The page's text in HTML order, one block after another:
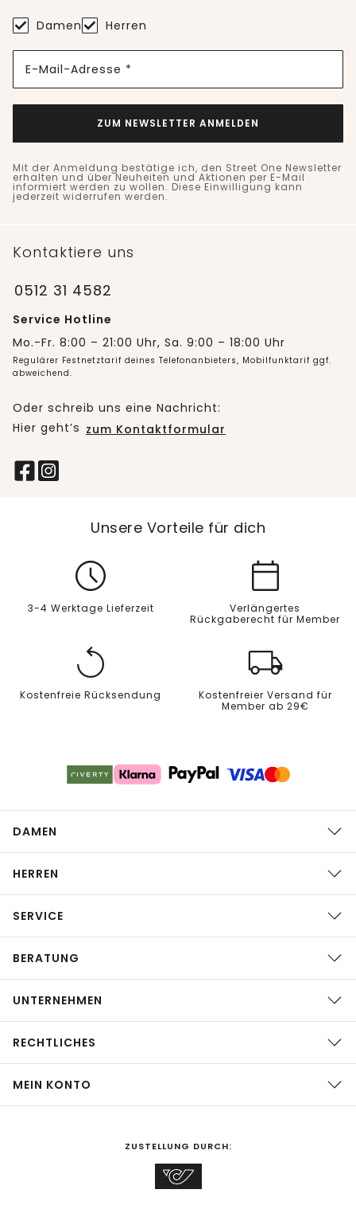
Damen Herren
E-Mail-Adresse *
ZUM NEWSLETTER ANMELDEN
Mit der Anmeldung bestätige ich, den Street One Newsletter
erhalten und über Neuheiten und Aktionen per E-Mail
informiert werden zu wollen. Diese Einwilligung kann
jederzeit widerrufen werden.
Kontaktiere uns
0512 31 4582
Service Hotline
Mo.-Fr. 8:00 – 21:00 Uhr, Sa. 9:00 – 18:00 Uhr
Regulärer Festnetztarif deines Telefonanbieters, Mobilfunktarif ggf.
abweichend.
Oder schreib uns eine Nachricht:
Hier geht’s zum Kontaktformular
Unsere Vorteile für dich
3-4 Werktage Lieferzeit
Verlängertes
Rückgaberecht für Member
Kostenfreie Rücksendung
Kostenfreier Versand für
Member ab 29€
DAMEN
HERREN
SERVICE
BERATUNG
UNTERNEHMEN
RECHTLICHES
MEIN KONTO
ZUSTELLUNG DURCH: